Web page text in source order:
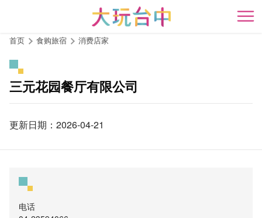
开
首页 食购旅宿 消费店家
三元花园餐厅有限公司
更新日期：2026-04-21
电话